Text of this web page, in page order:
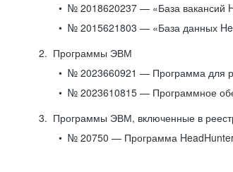
№ 2018620237 — «База вакансий
№ 2015621803 — «База данных
Программы ЭВМ
№ 2023660921 — Программа для
№ 2023610815 — Программное
Программы ЭВМ, включенные в
№ 20750 — Программа